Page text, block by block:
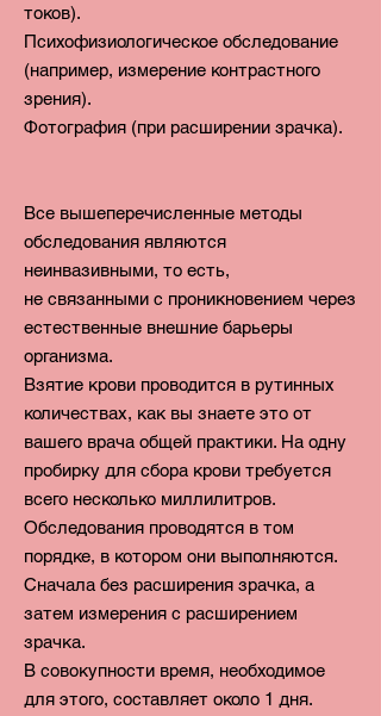
токов).
Психофизиологическое обследование
(например, измерение контрастного
зрения).
Фотография (при расширении зрачка).
Все вышеперечисленные методы
обследования являются
неинвазивными, то есть,
не связанными с проникновением через
естественные внешние барьеры
организма.
Взятие крови проводится в рутинных
количествах, как вы знаете это от
вашего врача общей практики. На одну
пробирку для сбора крови требуется
всего несколько миллилитров.
Обследования проводятся в том
порядке, в котором они выполняются.
Сначала без расширения зрачка, а
затем измерения с расширением
зрачка.
В совокупности время, необходимое
для этого, составляет около 1 дня.